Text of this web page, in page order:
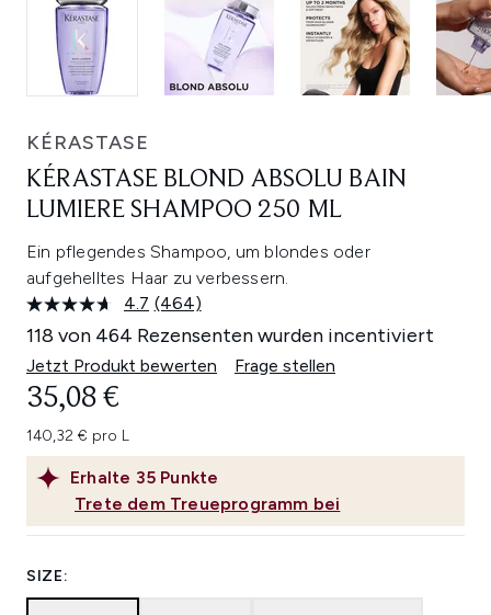
KÉRASTASE
KÉRASTASE BLOND ABSOLU BAIN
LUMIERE SHAMPOO 250 ML
Ein pflegendes Shampoo, um blondes oder
aufgehelltes Haar zu verbessern.
4.7 464
Bewertungen
lesen.
Link
(464)
118 von 464 Rezensenten wurden incentiviert
Jetzt Produkt bewerten Frage stellen
Erhalte 35 Punkte
Trete dem Treueprogramm bei
35,08 €
140,32 € pro L
SIZE: